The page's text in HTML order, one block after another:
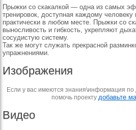
Прыжки со скакалкой — одна из самых
тренировок, доступная каждому
практически в любом месте. Прыжки со
выносливость и гибкость, укрепляют
сосудистую систему.
Так же могут служать прекрасной
упражнениями.
Изображения
Если у вас имеются знания\информация по
помочь проекту добавьте
Видео